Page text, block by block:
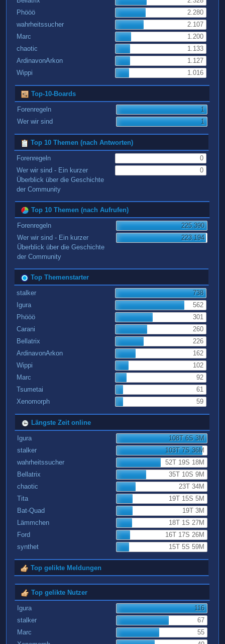
Phööö
2.280
wahrheitssucher
2.107
Marc
1.200
chaotic
1.133
ArdinavonArkon
1.127
Wippi
1.016
Top-10-Boards
Forenregeln
1
Wer wir sind
1
Top 10 Themen (nach Antworten)
Forenregeln
0
Wer wir sind - Ein kurzer
Überblick über die Geschichte
der Community
0
Top 10 Themen (nach Aufrufen)
Forenregeln
225.390
Wer wir sind - Ein kurzer
Überblick über die Geschichte
der Community
223.194
Top Themenstarter
stalker
738
Igura
562
Phööö
301
Carani
260
Bellatrix
226
ArdinavonArkon
162
Wippi
102
Marc
92
Tsumetai
61
Xenomorph
59
Längste Zeit online
Igura
108T 6S 3M
stalker
103T 7S 36M
wahrheitssucher
52T 19S 18M
Bellatrix
35T 10S 9M
chaotic
23T 34M
Tita
19T 15S 5M
Bat-Quad
19T 3M
Lämmchen
18T 1S 27M
Ford
16T 17S 26M
synthet
15T 5S 59M
Top gelikte Meldungen
Top gelikte Nutzer
Igura
116
stalker
67
Marc
55